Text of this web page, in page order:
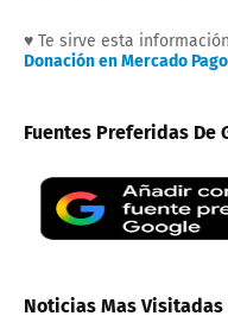
♥ Te sirve esta
Donación en Mercado Pago
Fuentes Preferidas De
Noticias Mas Visitadas